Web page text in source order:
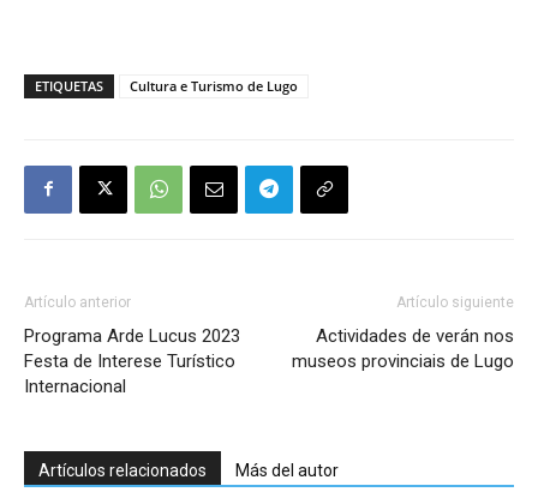
ETIQUETAS Cultura e Turismo de Lugo
Artículo anterior
Programa Arde Lucus 2023
Festa de Interese Turístico
Internacional
Artículo siguiente
Actividades de verán nos
museos provinciais de Lugo
Artículos relacionados Más del autor